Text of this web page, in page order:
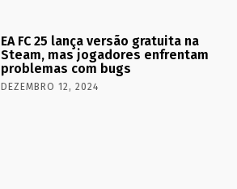
EA FC 25 lança versão gratuita na
Steam, mas jogadores enfrentam
problemas com bugs
DEZEMBRO 12, 2024